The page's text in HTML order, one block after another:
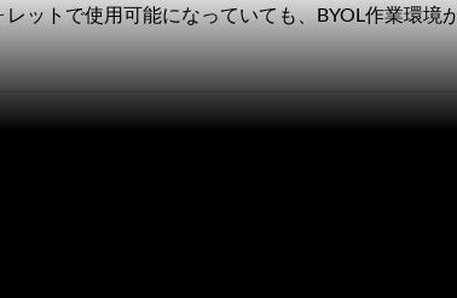
ットで使用可能になっていても、BYOL作業環境